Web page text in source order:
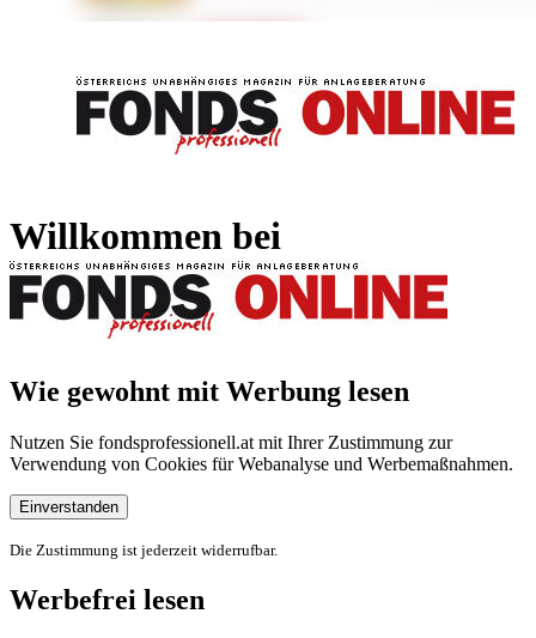
Willkommen bei
Wie gewohnt mit Werbung lesen
Nutzen Sie fondsprofessionell.at mit Ihrer Zustimmung zur
Verwendung von Cookies für Webanalyse und Werbemaßnahmen.
Einverstanden
Die Zustimmung ist jederzeit widerrufbar.
Werbefrei lesen